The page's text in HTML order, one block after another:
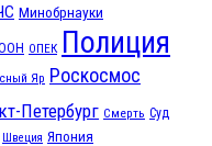
Минобрнауки
ОПЕК Полиция
Яр Роскосмос
Петербург Смерть Суд
Швеция Япония